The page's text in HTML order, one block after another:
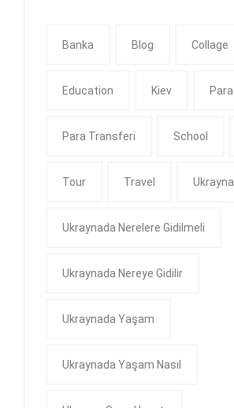
Banka Blog Collage
Education Kiev Para
Para Transferi School
Tour Travel Ukrayna
Ukraynada Nerelere Gidilmeli
Ukraynada Nereye Gidilir
Ukraynada Yaşam
Ukraynada Yaşam Nasıl